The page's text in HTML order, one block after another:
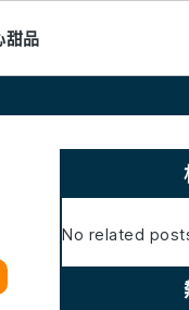
甜品
Primary
Sidebar
No related